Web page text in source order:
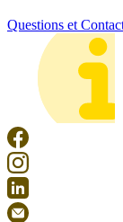
Questions et